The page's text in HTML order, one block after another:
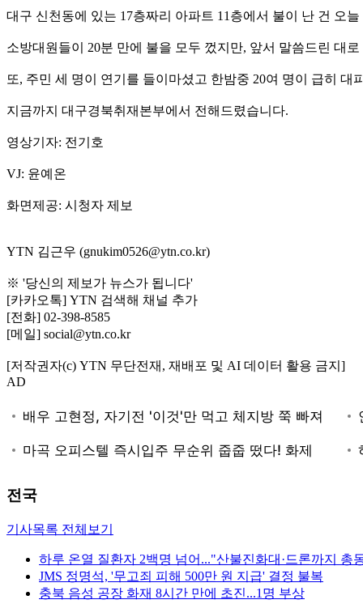
대구 신천동에 있는 17층짜리 아파트 11층에서 불이 난 건 오
소방대원들이 20분 만에 불을 모두 껐지만, 앞서 말씀드린 대
또, 주민 세 명이 연기를 들이마셨고 한밤중 20여 명이 급히 대
지금까지 대구경북취재본부에서 전해드렸습니다.
영상기자: 전기호
VJ: 윤예온
화면제공: 시청자 제보
YTN 김근우 (gnukim0526@ytn.co.kr)
※ '당신의 제보가 뉴스가 됩니다'
[카카오톡] YTN 검색해 채널 추가
[전화] 02-398-8585
[메일] social@ytn.co.kr
[저작권자(c) YTN 무단전재, 재배포 및 AI 데이터 활용 금지]
AD
전국
기사목록 전체보기
하루 온열 질환자 2백명 넘어..."산불진화대·드론까지 총
JMS 정명석, '무고죄 피해 500만 원 지급' 결정 불복
충북 음성 공장 화재 8시간 만에 초진...1명 부상